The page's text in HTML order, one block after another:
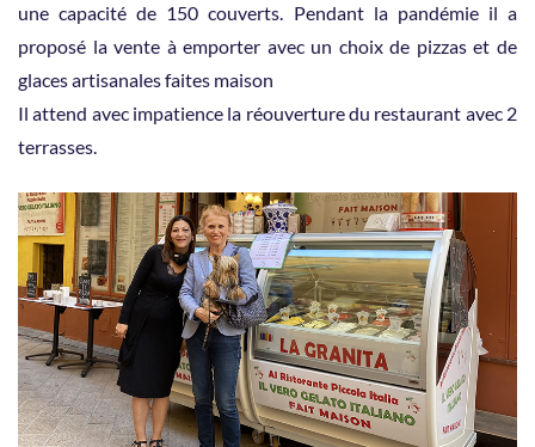
une capacité de 150 couverts. Pendant la pandémie il a
proposé la vente à emporter avec un choix de pizzas et de
glaces artisanales faites maison
Il attend avec impatience la réouverture du restaurant avec 2
terrasses.